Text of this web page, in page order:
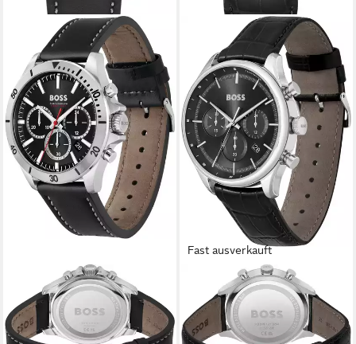
Chronograph TROPER
1514055, Quarzuhr,
Herrenuhr, Armbanduhr,
Fast ausverkauft
Chronograph GREGOR
1514049, Quarzuhr,
Herrenuhr, Armbanduhr,